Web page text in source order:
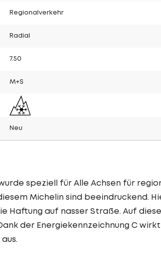
Regionalverkehr
Radial
7.50
M+S
Neu
speziell für Alle Achsen für
Michelin sind beeindruckend.
Haftung auf nasser Straße. Auf
der Energiekennzeichnung C wirkt